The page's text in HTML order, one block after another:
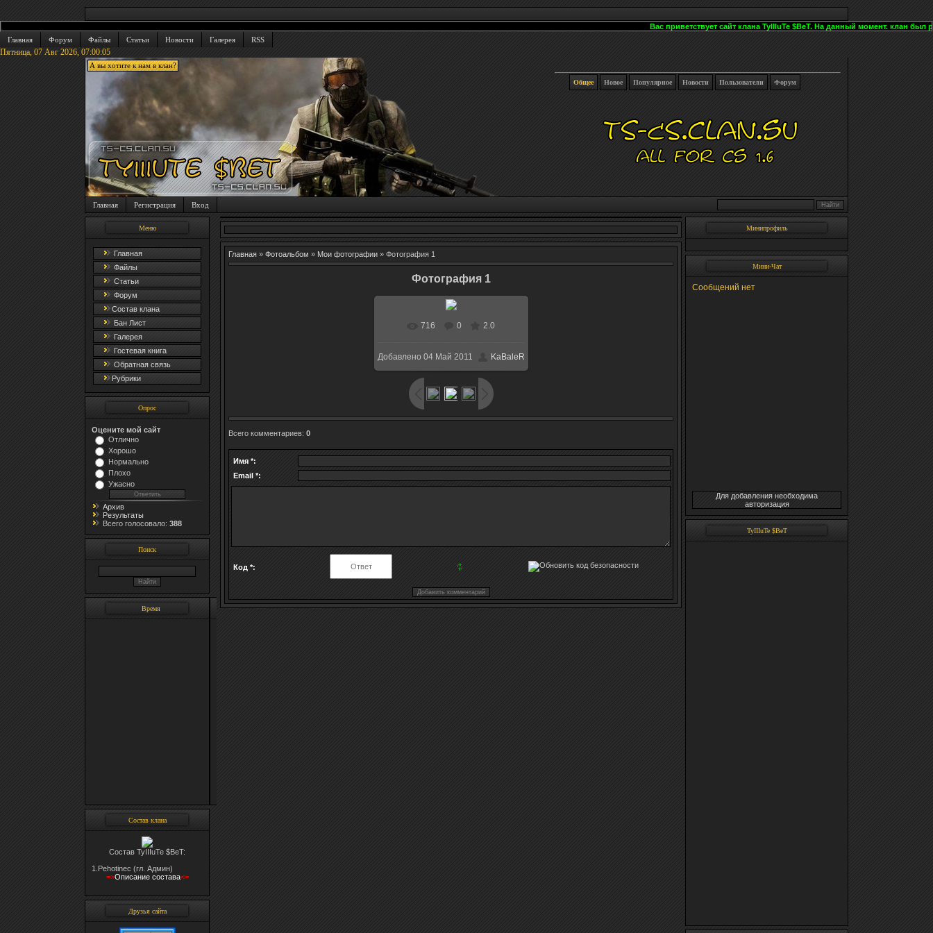
Вас приветствует сайт клана TyIIIuTe $BeT. На данный момент. клан был
Главная
Форум Файлы Статьи Новости Галерея RSS
Пятница, 07 Авг 2026, 07:00:06
А вы хотите к нам в клан?
Общее Новое Популярное Новости Пользователи Форум
Главная Регистрация Вход
Меню
Главная
Файлы
Статьи
Форум
Состав клана
Бан Лист
Галерея
Гостевая книга
Обратная связь
Рубрики
Опрос
Оцените мой сайт
Отлично
Хорошо
Нормально
Плохо
Ужасно
Архив
Результаты
Всего голосовало: 388
Поиск
Время
Состав клана
Состав TyIIIuTe $BeT:
1.Pehotinec (гл. Админ)
=>Oписание состава<=
Друзья сайта
Главная » Фотоальбом » Мои фотографии » Фотография 1
Фотография 1
В реальном размере
1600x1200 / 656.8Kb
716 0 2.0
Добавлено 04 Май 2011 KaBaleR
Всего комментариев: 0
Имя *:
Email *:
Код *:
Минипрофиль
Мини-Чат
Для добавления необходима
авторизация
TyIIIuTe $BeT